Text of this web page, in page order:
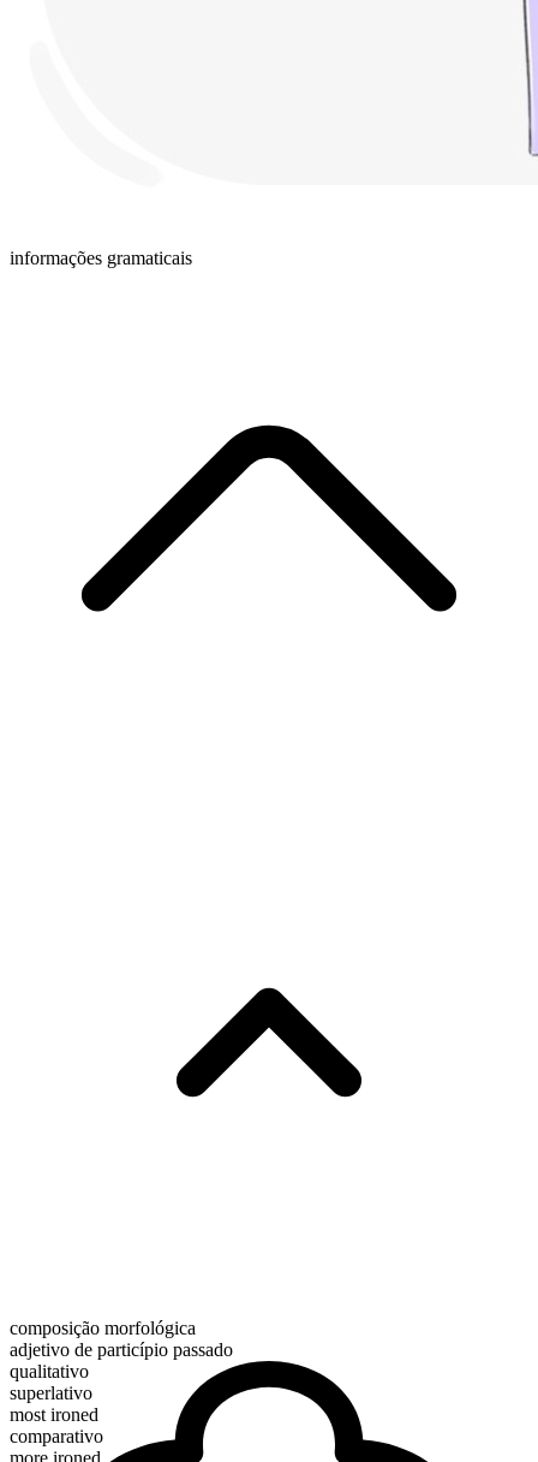
informações gramaticais
composição morfológica
adjetivo de particípio passado
qualitativo
superlativo
most ironed
comparativo
more ironed